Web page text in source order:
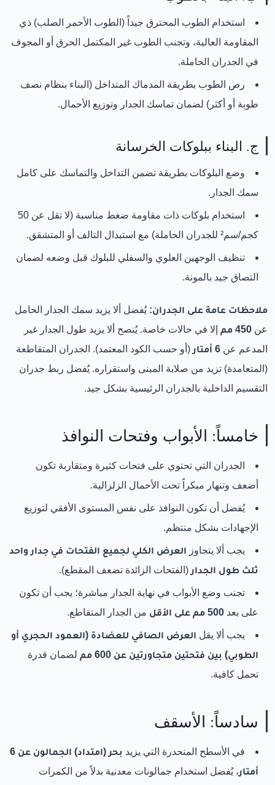
استخدام الطوب المحترق جيداً (الطوب الأحمر الصلب) ذي
المقاومة العالية، وتجنب الطوب غير المكتمل الحرق أو المجوف
في الجدران الحاملة.
رص الطوب بطريقة المدماك المتداخل (البناء بنظام نصف
طوبة أو أكثر) لضمان تماسك الجدار وتوزيع الأحمال.
ج. البناء ببلوكات الخرسانة
وضع البلوكات بطريقة تضمن التداخل والتماسك على كامل
سمك الجدار.
استخدام بلوكات ذات مقاومة ضغط مناسبة (لا تقل عن 50
كجم/سم² للجدران الحاملة) مع استبدال التالف أو المتشقق.
تنظيف الوجهين العلوي والسفلي للبلوك قبل وضعه لضمان
التصاق جيد بالمونة.
ملاحظات عامة على الجدران: يُفضل ألا يزيد سمك الجدار الحامل
عن 450 مم
إلا في حالات خاصة. يُنصح ألا يزيد طول الجدار غير
المدعم عن 6 أمتار
(أو حسب الكود المعتمد). الجدران المتقاطعة
(المتعامدة) تزيد من صلابة المبنى واستقراره. يُفضل ربط جدران
التقسيم الداخلية بالجدران الرئيسية بشكل جيد.
خامساً: الأبواب وفتحات النوافذ
الجدران التي تحتوي على فتحات كثيرة ومتقاربة تكون
أضعف وتنهار مبكراً تحت الأحمال الزلزالية.
يُفضل أن تكون النوافذ على نفس المستوى الأفقي لتوزيع
الإجهادات بشكل منتظم.
يجب ألا يتجاوز العرض الكلي لجميع الفتحات في جدار واحد
ثلث طول الجدار (الفتحات الزائدة تضعف المقطع).
تجنب وضع الأبواب في نهاية الجدار مباشرة؛ يجب أن تكون
على بعد 500 مم على الأقل من الجدار المتقاطع.
يجب ألا يقل العرض الصافي للعضادة (العمود الحجري أو
الطوبي) بين فتحتين متجاورتين عن 600 مم
لضمان قدرة
تحمل كافية.
سادساً: الأسقف
في الأسطح المنحدرة التي يزيد
بحر (امتداد) الجمالون عن 6
أمتار، يُفضل استخدام جمالونات معدنية بدلاً من الكمرات